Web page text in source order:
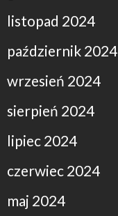
listopad 2024
październik 2024
wrzesień 2024
sierpień 2024
lipiec 2024
czerwiec 2024
maj 2024